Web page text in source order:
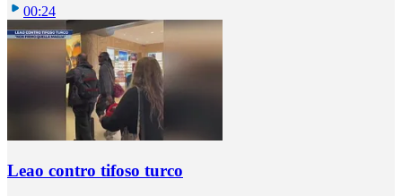
00:24
Leao contro tifoso turco